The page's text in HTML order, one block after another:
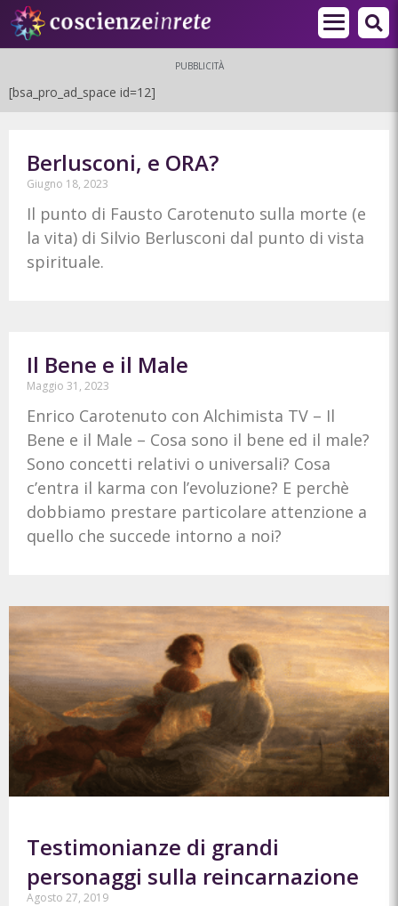
PUBBLICITÀ
[bsa_pro_ad_space id=12]
Berlusconi, e ORA?
Giugno 18, 2023
Il punto di Fausto Carotenuto sulla morte (e
la vita) di Silvio Berlusconi dal punto di vista
spirituale.
Il Bene e il Male
Maggio 31, 2023
Enrico Carotenuto con Alchimista TV – Il
Bene e il Male – Cosa sono il bene ed il male?
Sono concetti relativi o universali? Cosa
c’entra il karma con l’evoluzione? E perchè
dobbiamo prestare particolare attenzione a
quello che succede intorno a noi?
Testimonianze di grandi
personaggi sulla reincarnazione
Agosto 27, 2019